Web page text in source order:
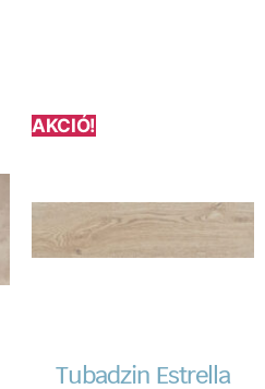
AKCIÓ!
Tubadzin Estrella